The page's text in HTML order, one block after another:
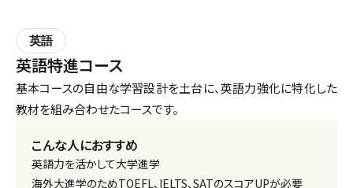
英語
英語特進コース
基本コースの自由な学習設計を土台に、英語力強化に特化した
教材を組み合わせたコースです。
こんな人におすすめ
英語力を活かして大学進学
海外大進学のためTOEFL､IELTS､SATのスコアUPが必要